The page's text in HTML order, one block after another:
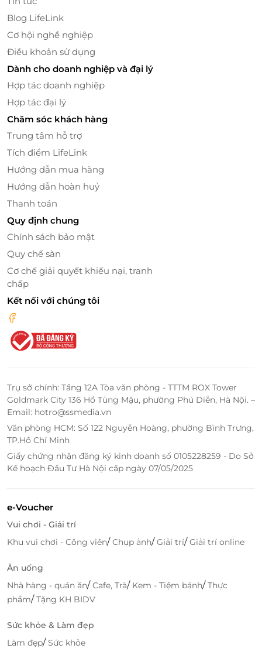
Cùng không gian ấm cúng và phong cách phục vụ
chuyên nghiệp, nhà hàng Nàng Cua hứa hẹn sẽ
đem đến cho thực khách những bữa ăn ngon
Không gian nhà hàng gọn gàng, ấm cúng
đãi nhất
LifeLink là nền tảng xúc tiến Thương mại điện tử
hàng đầu Việt Nam chuyên cung cấp các E-Ticket, E-
về các lĩnh vực du lịch, ăn uống, làm đẹp, giải trí,...
chất lượng cao và mức giá ưu đãi hấp dẫn nhất.
giảm giá 200K và E-Voucher giảm đến 40% cho
ngành hàng ẩm thực tại nhiều nhà hàng, quán ăn
Blog LifeLink
Cơ hội nghề nghiệp
Điều khoản sử dụng
Dành cho doanh nghiệp và đại lý
Hợp tác doanh nghiệp
Hợp tác đại lý
Chăm sóc khách hàng
Trung tâm hỗ trợ
Tích điểm LifeLink
Hướng dẫn mua hàng
Hướng dẫn hoàn huỷ
Thanh toán
Quy định chung
Chính sách bảo mật
Quy chế sàn
Cơ chế giải quyết khiếu nại, tranh
chấp
Kết nối với chúng tôi
Trụ sở chính: Tầng 12A Tòa văn phòng - TTTM ROX Tower
Goldmark City 136 Hồ Tùng Mậu, phường Phú Diễn, Hà Nội. –
Email: hotro@ssmedia.vn
Văn phòng HCM: Số 122 Nguyễn Hoàng, phường Bình Trưng,
TP.Hồ Chí Minh
Giấy chứng nhận đăng ký kinh doanh số 0105228259 - Do Sở
Kế hoạch Đầu Tư Hà Nội cấp ngày 07/05/2025
e-Voucher
Vui chơi - Giải trí
Khu vui chơi - Công viên/Chụp ảnh/Giải trí/Giải trí online
Ăn uống
Nhà hàng - quán ăn/Cafe, Trà/ Kem - Tiệm bánh/Thực
phẩm/Tặng KH BIDV
Sức khỏe & Làm đẹp
Làm đẹp/Sức khỏe